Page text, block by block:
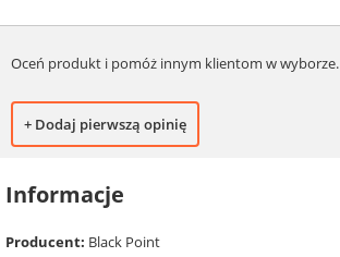
Oceń produkt i pomóż innym klientom w wyborze.
+ Dodaj pierwszą opinię
Informacje
Producent: Black Point